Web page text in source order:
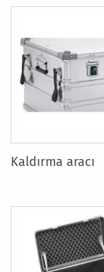
Kaldırma aracı